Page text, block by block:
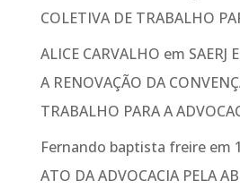
COLETIVA DE TRABALHO
ALICE CARVALHO em SAERJ
A RENOVAÇÃO DA
TRABALHO PARA A
Fernando baptista freireem
ATO DA ADVOCACIA PELA